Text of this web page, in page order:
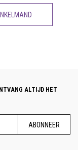
ALTIJD HET
ABONNEER